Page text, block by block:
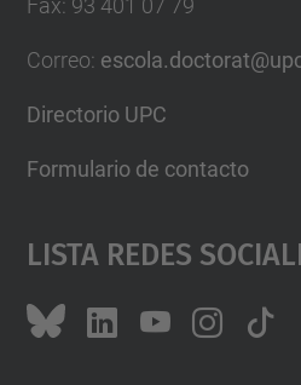
Fax: 93 401 07 79
Correo:
Directorio UPC
Formulario de contacto
Lista Redes